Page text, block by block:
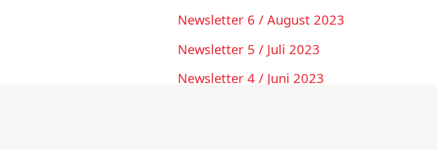
Newsletter 6 / August 2023
Newsletter 5 / Juli 2023
Newsletter 4 / Juni 2023